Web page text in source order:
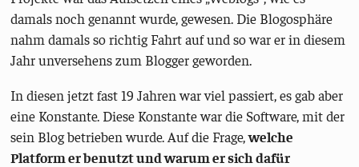
damals noch genannt wurde, gewesen. Die Blogosphäre
nahm damals so richtig Fahrt auf und so war er in diesem
Jahr unversehens zum Blogger geworden.
In diesen jetzt fast 19 Jahren war viel passiert, es gab aber
eine Konstante. Diese Konstante war die Software, mit der
sein Blog betrieben wurde. Auf die Frage,welche
Platform er benutzt und warum er sich dafür